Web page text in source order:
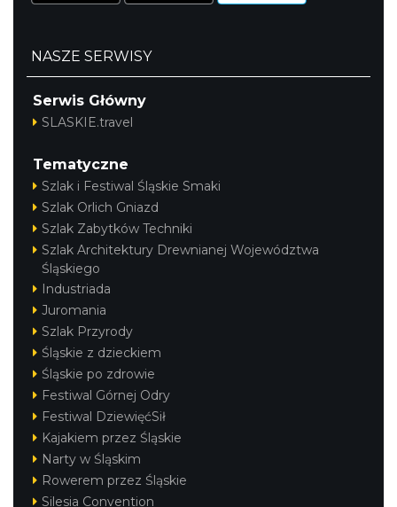
Cieszyn
Cieszyn
1.07 km
NASZE SERWISY
Serwis Główny
SLASKIE.travel
Tematyczne
Szlak i Festiwal Śląskie Smaki
Szlak Orlich Gniazd
Szlak Zabytków Techniki
Szlak Architektury Drewnianej Województwa
Śląskiego
Industriada
Juromania
Szlak Przyrody
Śląskie z dzieckiem
Śląskie po zdrowie
Festiwal Górnej Odry
Festiwal DziewięćSił
Kajakiem przez Śląskie
Narty w Śląskim
Rowerem przez Śląskie
Silesia Convention